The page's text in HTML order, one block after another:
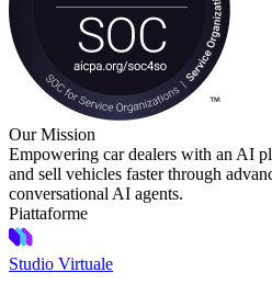
Our Mission
Empowering car dealers with an AI
and sell vehicles faster through
conversational AI agents.
Piattaforme
Studio Virtuale